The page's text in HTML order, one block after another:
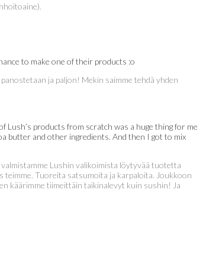
to make one of their products :o
ja paljon! Mekin saimme tehdä yhden
Lush’s products from scratch was a huge thing for me
butter and other ingredients. And then I got to mix
Lushin valikoimista löytyvää tuotetta
Tuoreita satsumoita ja karpaloita. Joukkoon
käärimme tiimeittäin taikinalevyt kuin sushin! Ja